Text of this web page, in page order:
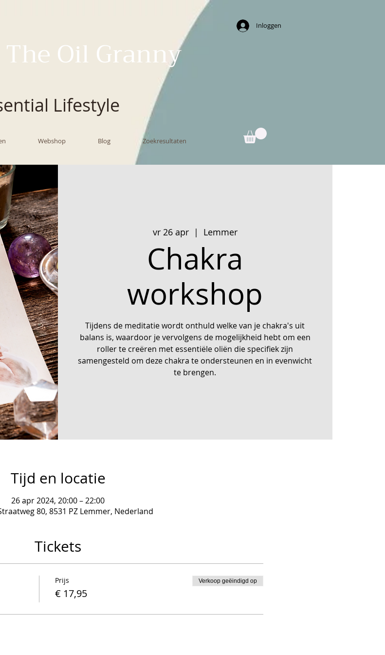
Inloggen
Oil Granny
Lifestyle
Webshop Blog Zoekresultaten
vr 26 apr
  |
Lemmer
Chakra
workshop
Tijdens de meditatie wordt onthuld welke van je chakra's uit
balans is, waardoor je vervolgens de mogelijkheid hebt om een
roller te creëren met essentiële oliën die specifiek zijn
samengesteld om deze chakra te ondersteunen en in evenwicht
te brengen.
Tijd en locatie
26 apr 2024, 20:00 – 22:00
80, 8531 PZ Lemmer, Nederland
Tickets
Prijs
€ 17,95
Verkoop geëindigd op